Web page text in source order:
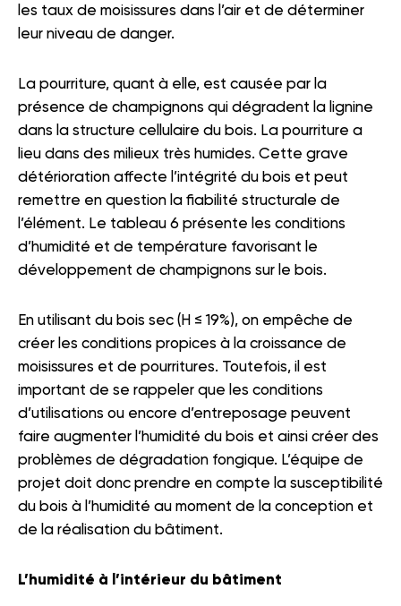
les taux de moisissures dans l’air et de déterminer
leur niveau de danger.
La pourriture, quant à elle, est causée par la
présence de champignons qui dégradent la lignine
dans la structure cellulaire du bois. La pourriture a
lieu dans des milieux très humides. Cette grave
détérioration affecte l’intégrité du bois et peut
remettre en question la fiabilité structurale de
l’élément. Le tableau 6 présente les conditions
d’humidité et de température favorisant le
développement de champignons sur le bois.
En utilisant du bois sec (H ≤ 19%), on empêche de
créer les conditions propices à la croissance de
moisissures et de pourritures. Toutefois, il est
important de se rappeler que les conditions
d’utilisations ou encore d’entreposage peuvent
faire augmenter l’humidité du bois et ainsi créer des
problèmes de dégradation fongique. L’équipe de
projet doit donc prendre en compte la susceptibilité
du bois à l’humidité au moment de la conception et
de la réalisation du bâtiment.
L’humidité à l’intérieur du bâtiment